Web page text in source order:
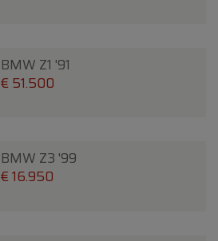
BMW Z1 '91
€ 51.500
BMW Z3 '99
€ 16.950